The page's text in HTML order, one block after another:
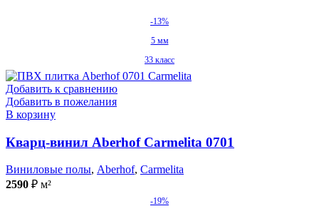
-13%
5 мм
33 класс
Добавить к сравнению
Добавить в пожелания
В корзину
Кварц-винил Aberhof Carmelita 0701
Виниловые полы, Aberhof, Carmelita
2590 ₽ м²
-19%